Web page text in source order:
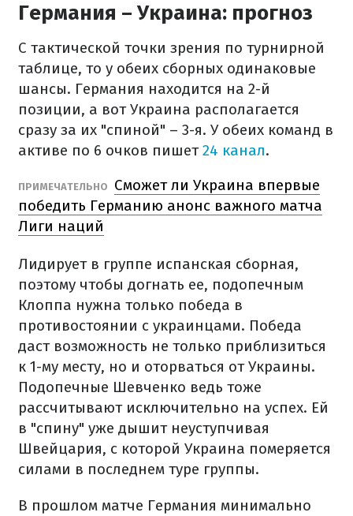
Германия – Украина: прогноз
С тактической точки зрения по турнирной
таблице, то у обеих сборных одинаковые
шансы. Германия находится на 2-й
позиции, а вот Украина располагается
сразу за их "спиной" – 3-я. У обеих команд в
активе по 6 очков пишет24 канал.
ПРИМЕЧАТЕЛЬНО
Сможет ли Украина впервые
победить Германию анонс важного матча
Лиги наций
Лидирует в группе испанская сборная,
поэтому чтобы догнать ее, подопечным
Клоппа нужна только победа в
противостоянии с украинцами. Победа
даст возможность не только приблизиться
к 1-му месту, но и оторваться от Украины.
Подопечные Шевченко ведь тоже
рассчитывают исключительно на успех. Ей
в "спину" уже дышит неуступчивая
Швейцария, с которой Украина померяется
силами в последнем туре группы.
В прошлом матче Германия минимально